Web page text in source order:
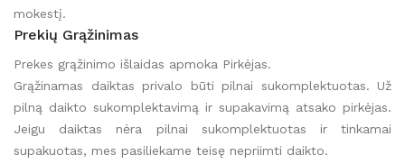
mokestį.
Prekių Grąžinimas
Prekes grąžinimo išlaidas apmoka Pirkėjas.
Grąžinamas daiktas privalo būti pilnai sukomplektuotas. Už
pilną daikto sukomplektavimą ir supakavimą atsako pirkėjas.
Jeigu daiktas nėra pilnai sukomplektuotas ir tinkamai
supakuotas, mes pasiliekame teisę nepriimti daikto.